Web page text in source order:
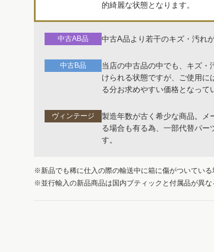
的綺麗な状態となります。
中古AB品 中古A品より若干のキズ・汚れ
中古B品
当店の中古品の中でも、キズ・
けられる状態ですが、ご使用に
る分お求めやすい価格となって
ヴィンテージ
製造年数が古く希少な商品。メ
る場合も有る為、一部代替パー
す。
※新品でも稀に仕入の際の輸送中に箱に傷がついている
※並行輸入の新品商品は国内ブティックと付属品が異な